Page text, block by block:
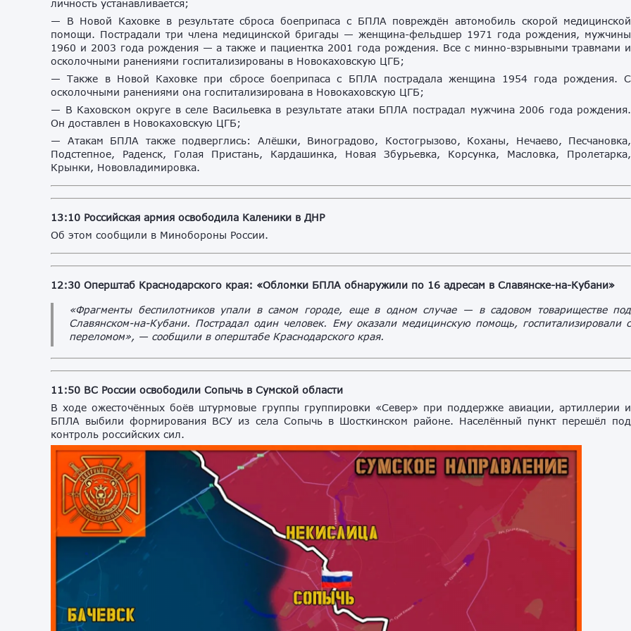
личность устанавливается;
— В Новой Каховке в результате сброса боеприпаса с БПЛА повреждён автомобиль скорой медицинской
помощи. Пострадали три члена медицинской бригады — женщина-фельдшер 1971 года рождения, мужчины
1960 и 2003 года рождения — а также и пациентка 2001 года рождения. Все с минно-взрывными травмами и
осколочными ранениями госпитализированы в Новокаховскую ЦГБ;
— Также в Новой Каховке при сбросе боеприпаса с БПЛА пострадала женщина 1954 года рождения. С
осколочными ранениями она госпитализирована в Новокаховскую ЦГБ;
— В Каховском округе в селе Васильевка в результате атаки БПЛА пострадал мужчина 2006 года рождения.
Он доставлен в Новокаховскую ЦГБ;
— Атакам БПЛА также подверглись: Алёшки, Виноградово, Костогрызово, Коханы, Нечаево, Песчановка,
Подстепное, Раденск, Голая Пристань, Кардашинка, Новая Збурьевка, Корсунка, Масловка, Пролетарка,
Крынки, Нововладимировка.
13:10 Российская армия освободила Каленики в ДНР
Об этом сообщили в Минобороны России.
12:30 Оперштаб Краснодарского края: «Обломки БПЛА обнаружили по 16 адресам в Славянске-на-Кубани»
«Фрагменты беспилотников упали в самом городе, еще в одном случае — в садовом товариществе под
Славянском-на-Кубани. Пострадал один человек. Ему оказали медицинскую помощь, госпитализировали с
переломом», — сообщили в оперштабе Краснодарского края.
11:50 ВС России освободили Сопычь в Сумской области
В ходе ожесточённых боёв штурмовые группы группировки «Север» при поддержке авиации, артиллерии и
БПЛА выбили формирования ВСУ из села Сопычь в Шосткинском районе. Населённый пункт перешёл под
контроль российских сил.